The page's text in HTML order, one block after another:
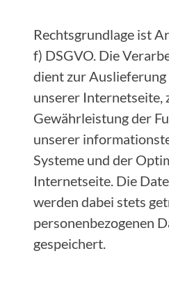
Rechtsgrundlage ist
f) DSGVO. Die
dient zur
unserer Internetseite,
Gewährleistung der
unserer
Systeme und der
Internetseite. Die
werden dabei stets
personenbezogenen
gespeichert.